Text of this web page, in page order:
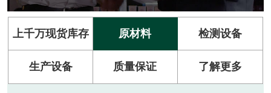
上千万现货库存 原材料 检测设备
生产设备 质量保证 了解更多